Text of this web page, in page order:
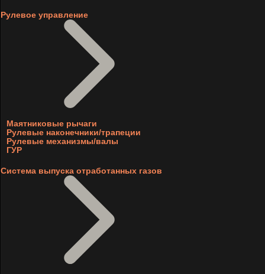
Рулевое управление
Маятниковые рычаги
Рулевые наконечники/трапеции
Рулевые механизмы/валы
ГУР
Система выпуска отработанных газов